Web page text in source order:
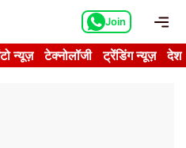
Join
न्यूज़ टेक्नोलॉजी ट्रेंडिंग न्यूज़ देश